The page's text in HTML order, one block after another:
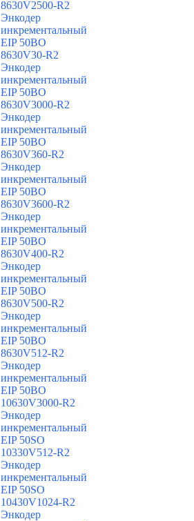
8630V2500-R2
Энкодер
инкрементальный
EIP 50BO
8630V30-R2
Энкодер
инкрементальный
EIP 50BO
8630V3000-R2
Энкодер
инкрементальный
EIP 50BO
8630V360-R2
Энкодер
инкрементальный
EIP 50BO
8630V3600-R2
Энкодер
инкрементальный
EIP 50BO
8630V400-R2
Энкодер
инкрементальный
EIP 50BO
8630V500-R2
Энкодер
инкрементальный
EIP 50BO
8630V512-R2
Энкодер
инкрементальный
EIP 50BO
10630V3000-R2
Энкодер
инкрементальный
EIP 50SO
10330V512-R2
Энкодер
инкрементальный
EIP 50SO
10430V1024-R2
Энкодер